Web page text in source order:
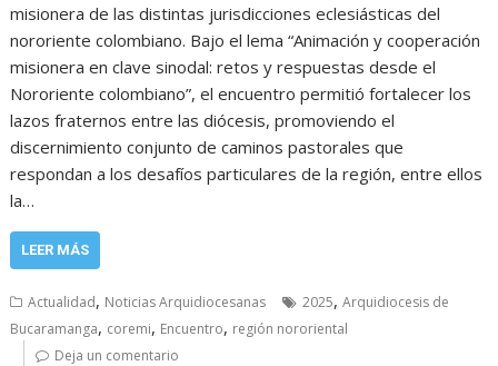
misionera de las distintas jurisdicciones eclesiásticas del
nororiente colombiano. Bajo el lema “Animación y cooperación
misionera en clave sinodal: retos y respuestas desde el
Nororiente colombiano”, el encuentro permitió fortalecer los
lazos fraternos entre las diócesis, promoviendo el
discernimiento conjunto de caminos pastorales que
respondan a los desafíos particulares de la región, entre ellos
la…
LEER MÁS
Actualidad, Noticias Arquidiocesanas 2025,Arquidiocesis de
Bucaramanga, coremi, Encuentro, región nororiental
Deja un comentario